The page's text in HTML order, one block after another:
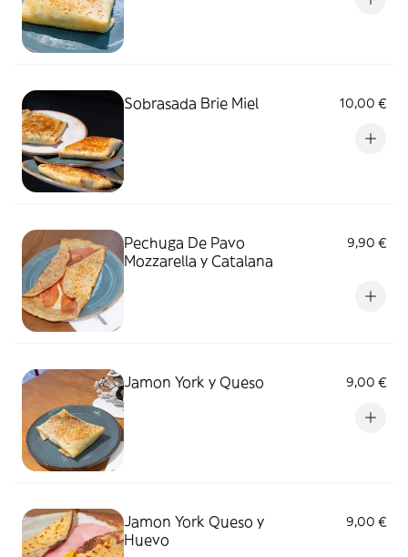
Sobrasada Brie Miel 10,00 €
Pechuga De Pavo
Mozzarella y Catalana
9,90 €
Jamon York y Queso 9,00 €
Jamon York Queso y
Huevo
9,00 €